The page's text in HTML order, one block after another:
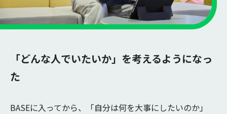
「どんな人でいたいか」を考えるようになっ
た
BASEに入ってから、「自分は何を大事にしたいのか」